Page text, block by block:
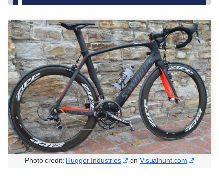
Photo credit: Hugger Industries on Visualhunt.com